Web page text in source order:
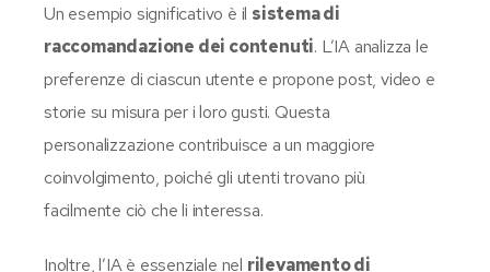
Un esempio significativo è il sistema di
raccomandazione dei contenuti. L’IA analizza le
preferenze di ciascun utente e propone post, video e
storie su misura per i loro gusti. Questa
personalizzazione contribuisce a un maggiore
coinvolgimento, poiché gli utenti trovano più
facilmente ciò che li interessa.
Inoltre, l’IA è essenziale nel rilevamento di